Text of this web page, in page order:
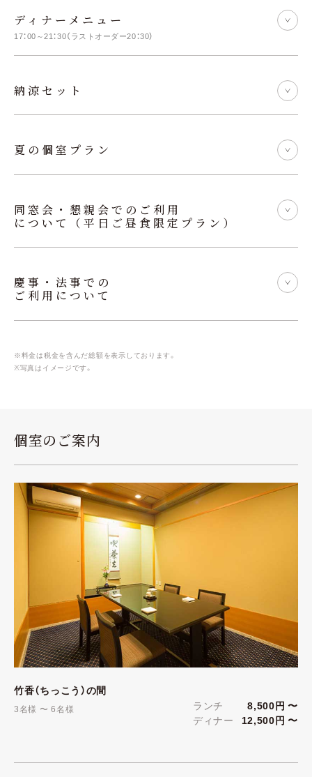
ディナーメニュー
17：00～21：30（ラストオーダー20：30）
納涼セット
夏の個室プラン
同窓会・懇親会でのご利用
について（平日ご昼食限定プラン）
慶事・法事での
ご利用について
※料金は税金を含んだ総額を表示しております。
※写真はイメージです。
個室のご案内
竹香（ちっこう）の間
3名様 〜 6名様 ランチ
8,500円 〜
ディナー
12,500円 〜